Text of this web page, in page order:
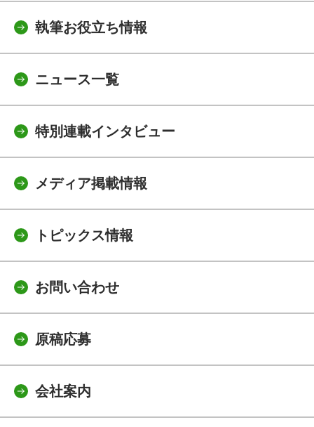
執筆お役立ち情報
ニュース一覧
特別連載インタビュー
メディア掲載情報
トピックス情報
お問い合わせ
原稿応募
会社案内